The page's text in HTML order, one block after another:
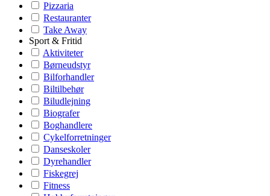
Pizzaria
Restauranter
Take Away
Sport & Fritid
Aktiviteter
Børneudstyr
Bilforhandler
Biltilbehør
Biludlejning
Biografer
Boghandlere
Cykelforretninger
Danseskoler
Dyrehandler
Fiskegrej
Fitness